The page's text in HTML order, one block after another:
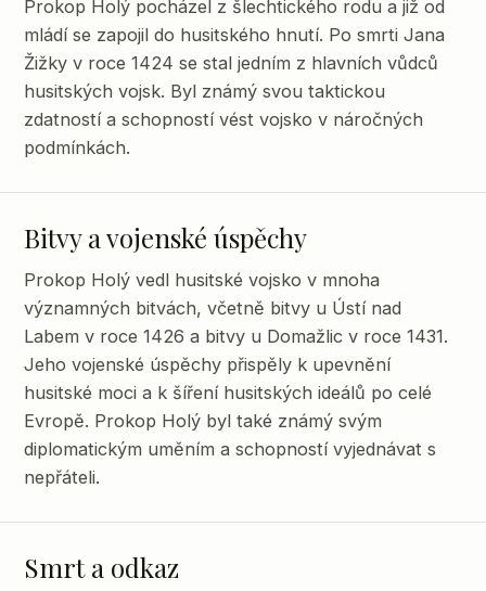
Prokop Holý pocházel z šlechtického rodu a již od
mládí se zapojil do husitského hnutí. Po smrti Jana
Žižky v roce 1424 se stal jedním z hlavních vůdců
husitských vojsk. Byl známý svou taktickou
zdatností a schopností vést vojsko v náročných
podmínkách.
Bitvy a vojenské úspěchy
Prokop Holý vedl husitské vojsko v mnoha
významných bitvách, včetně bitvy u Ústí nad
Labem v roce 1426 a bitvy u Domažlic v roce 1431.
Jeho vojenské úspěchy přispěly k upevnění
husitské moci a k šíření husitských ideálů po celé
Evropě. Prokop Holý byl také známý svým
diplomatickým uměním a schopností vyjednávat s
nepřáteli.
Smrt a odkaz